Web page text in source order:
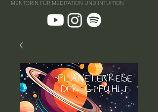
MENTORIN FÜR MEDITATION UND INTUITION